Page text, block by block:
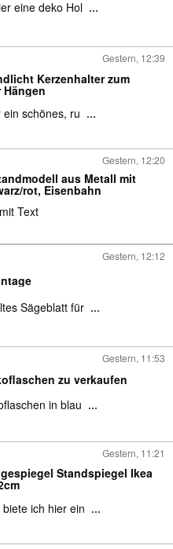
eine deko Hol ...
Gestern, 12:39
Kerzenhalter zum
schönes, ru ...
Gestern, 12:20
aus Metall mit
rot, Eisenbahn
Text
Gestern, 12:12
Sägeblatt für ...
Gestern, 11:53
zu verkaufen
in blau ...
Gestern, 11:21
Standspiegel Ikea
ich hier ein ...